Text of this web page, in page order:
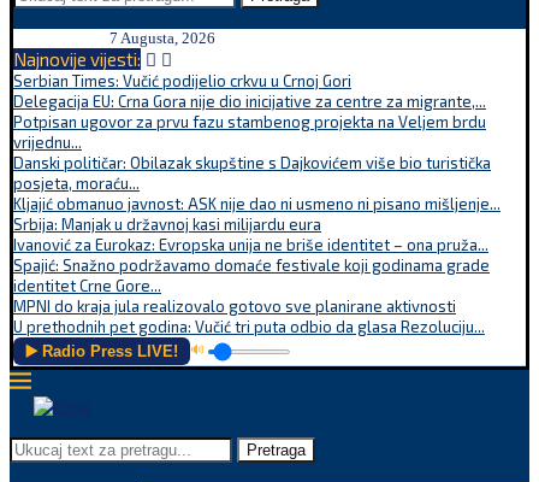
7 Augusta, 2026
Najnovije vijesti:
Serbian Times: Vučić podijelio crkvu u Crnoj Gori
Delegacija EU: Crna Gora nije dio inicijative za centre za migrante,...
Potpisan ugovor za prvu fazu stambenog projekta na Veljem brdu
vrijednu...
Danski političar: Obilazak skupštine s Dajkovićem više bio turistička
posjeta, moraću...
Kljajić obmanuo javnost: ASK nije dao ni usmeno ni pisano mišljenje...
Srbija: Manjak u državnoj kasi milijardu eura
Ivanović za Eurokaz: Evropska unija ne briše identitet – ona pruža...
Spajić: Snažno podržavamo domaće festivale koji godinama grade
identitet Crne Gore...
MPNI do kraja jula realizovalo gotovo sve planirane aktivnosti
U prethodnih pet godina: Vučić tri puta odbio da glasa Rezoluciju...
▶️ Radio Press LIVE! 🔊
Pretraga